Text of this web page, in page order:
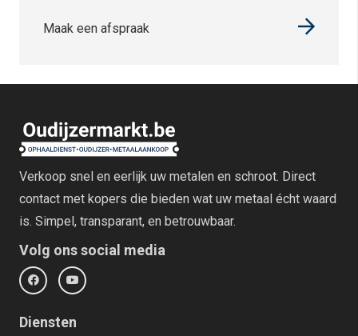
Maak een afspraak
Verkoop snel en eerlijk uw metalen en schroot. Direct
contact met kopers die bieden wat uw metaal écht waard
is. Simpel, transparant, en betrouwbaar.
Volg ons social media
Diensten